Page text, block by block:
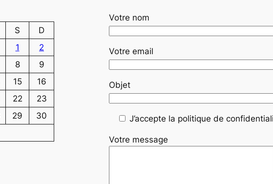
S
D
1
2
8
9
15
16
22
23
29
30
Votre nom
Votre email
Objet
J’accepte la politique de
Votre message